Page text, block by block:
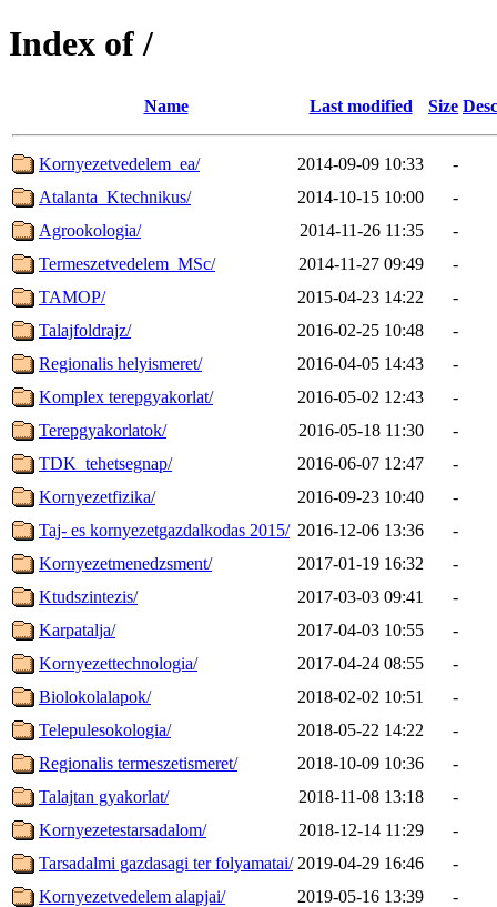
Index of /
Name Last modified Size
Kornyezetvedelem_ea/ 2014-09-09 10:33
-
Atalanta_Ktechnikus/
2014-10-15 10:00
-
Agrookologia/
2014-11-26 11:35
-
Termeszetvedelem_MSc/
2014-11-27 09:49
-
TAMOP/
2015-04-23 14:22
-
Talajfoldrajz/
2016-02-25 10:48
-
Regionalis helyismeret/
2016-04-05 14:43
-
Komplex terepgyakorlat/
2016-05-02 12:43
-
Terepgyakorlatok/
2016-05-18 11:30
-
TDK_tehetsegnap/
2016-06-07 12:47
-
Kornyezetfizika/
2016-09-23 10:40
-
Taj- es kornyezetgazdalkodas 2015/ 2016-12-06 13:36
-
Kornyezetmenedzsment/
2017-01-19 16:32
-
Ktudszintezis/
2017-03-03 09:41
-
Karpatalja/
2017-04-03 10:55
-
Kornyezettechnologia/
2017-04-24 08:55
-
Biolokolalapok/
2018-02-02 10:51
-
Telepulesokologia/
2018-05-22 14:22
-
Regionalis termeszetismeret/
2018-10-09 10:36
-
Talajtan gyakorlat/
2018-11-08 13:18
-
Kornyezetestarsadalom/
2018-12-14 11:29
-
Tarsadalmi gazdasagi ter folyamatai/ 2019-04-29 16:46
-
Kornyezetvedelem alapjai/
2019-05-16 13:39
-